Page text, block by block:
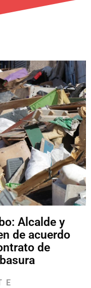
Alcalde y
de acuerdo
de